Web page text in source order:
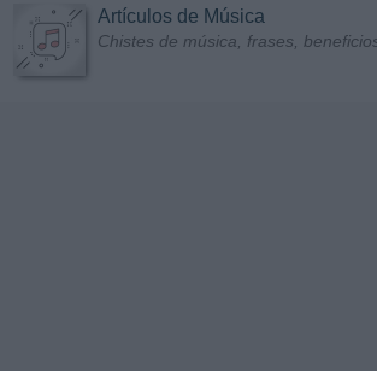
Artículos de Música
Chistes de música, frases,